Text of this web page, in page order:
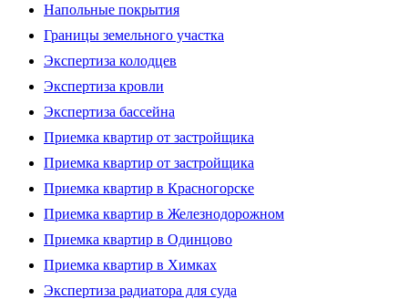
Напольные покрытия
Границы земельного участка
Экспертиза колодцев
Экспертиза кровли
Экспертиза бассейна
Приемка квартир от застройщика
Приемка квартир от застройщика
Приемка квартир в Красногорске
Приемка квартир в Железнодорожном
Приемка квартир в Одинцово
Приемка квартир в Химках
Экспертиза радиатора для суда